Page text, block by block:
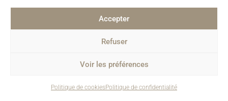
Accepter
Refuser
Voir les préférences
Politique de cookiesPolitique de confidentialité
Photographe Presqu'île de Crozon
Basée au Faou, entre Brest et Quimper
SIRET : 804 621 761 000043